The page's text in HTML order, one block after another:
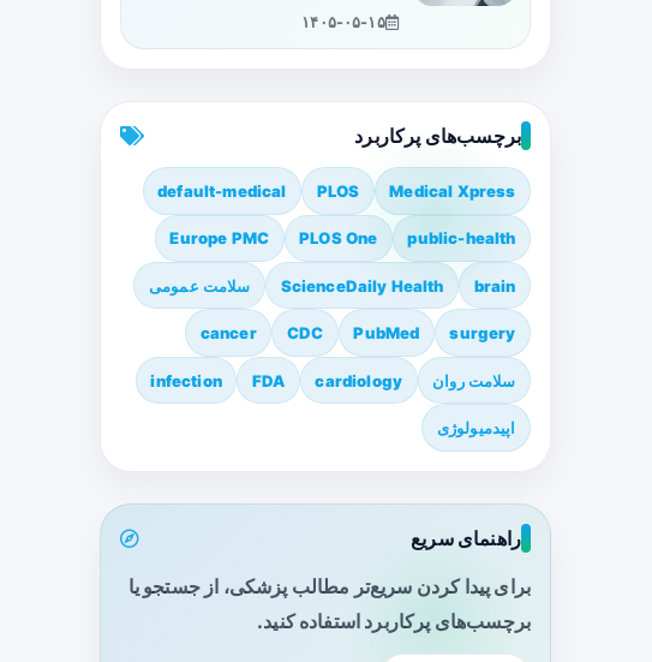
۱۴۰۵-۰۵-۱۵
برچسب‌های پرکاربرد
Medical Xpress
PLOS
default-medical
public-health
PLOS One
Europe PMC
brain
ScienceDaily Health سلامت عمومی
surgery
PubMed
CDC
cancer
سلامت روان cardiology
FDA
infection
اپیدمیولوژی
راهنمای سریع
برای پیدا کردن سریع‌تر مطالب پزشکی، از جستجو یا
برچسب‌های پرکاربرد استفاده کنید.